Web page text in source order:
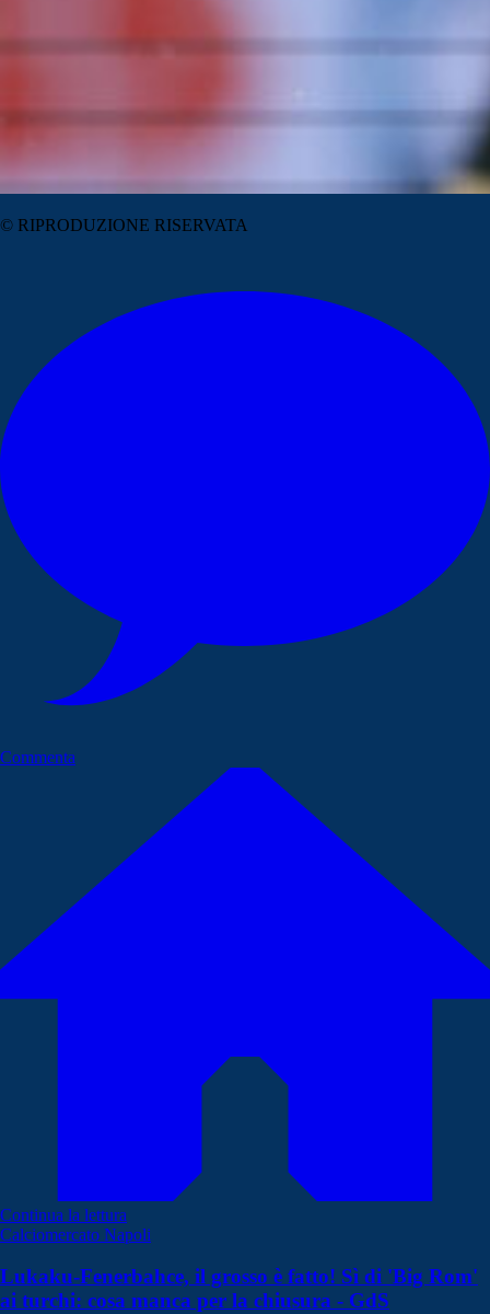
© RIPRODUZIONE RISERVATA
Commenta
Continua la lettura
Calciomercato Napoli
Lukaku-Fenerbahce, il grosso è fatto! Sì di 'Big Rom'
ai turchi: cosa manca per la chiusura - GdS